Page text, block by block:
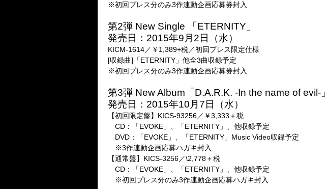
※初回プレス分のみ3作連動企画応募券封入
第2弾 New Single 「ETERNITY」
発売日：2015年9月2日（水）
KICM-1614／￥1,389+税／初回プレス限定仕様
[収録曲]「ETERNITY」他全3曲収録予定
※初回プレス分のみ3作連動企画応募券封入
第3弾 New Album「D.A.R.K. -In the name of evil-」
発売日：2015年10月7日（水）
【初回限定盤】KICS-93256／￥3,333＋税
CD：「EVOKE」、「ETERNITY」、他収録予定
DVD：「EVOKE」、「ETERNITY」Music Video収録予定
※3作連動企画応募ハガキ封入
【通常盤】KICS-3256／\2,778＋税
CD：「EVOKE」、「ETERNITY」、他収録予定
※初回プレス分のみ3作連動企画応募ハガキ封入